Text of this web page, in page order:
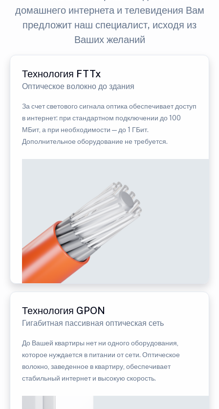
домашнего интернета и телевидения Вам
предложит наш специалист, исходя из
Ваших желаний
Технология FTTx
Оптическое волокно до здания
За счет светового сигнала оптика обеспечивает доступ
в интернет: при стандартном подключении до 100
МБит, а при необходимости — до 1 ГБит.
Дополнительное оборудование не требуется.
Технология GPON
Гигабитная пассивная оптическая сеть
До Вашей квартиры нет ни одного оборудования,
которое нуждается в питании от сети. Оптическое
волокно, заведенное в квартиру, обеспечивает
стабильный интернет и высокую скорость.